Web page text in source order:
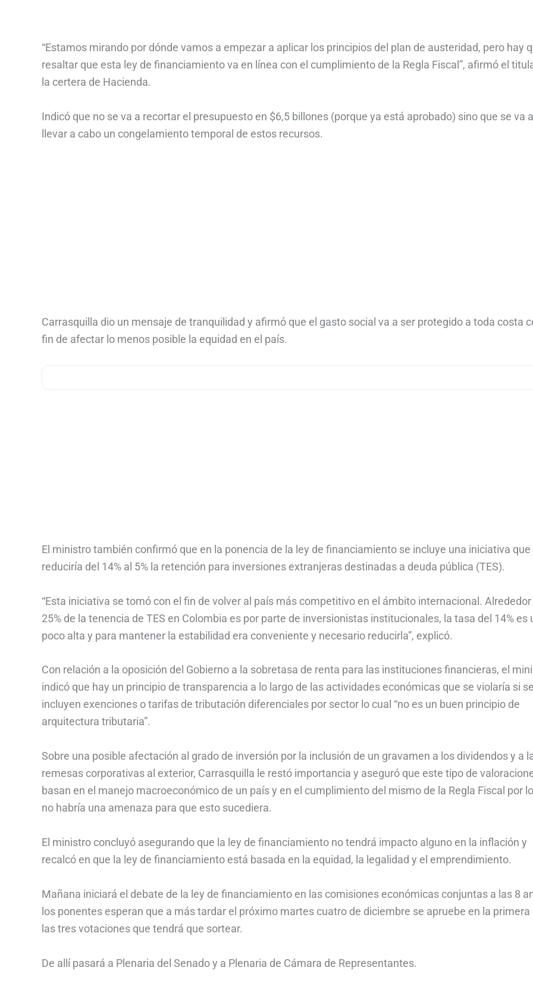
“Estamos mirando por dónde vamos a empezar a aplicar los principios del plan de austeridad, pero hay
resaltar que esta ley de financiamiento va en línea con el cumplimiento de la Regla Fiscal”, afirmó el
la certera de Hacienda.
Indicó que no se va a recortar el presupuesto en $6,5 billones (porque ya está aprobado) sino que se va a
llevar a cabo un congelamiento temporal de estos recursos.
Carrasquilla dio un mensaje de tranquilidad y afirmó que el gasto social va a ser protegido a toda costa
fin de afectar lo menos posible la equidad en el país.
El ministro también confirmó que en la ponencia de la ley de financiamiento se incluye una iniciativa que
reduciría del 14% al 5% la retención para inversiones extranjeras destinadas a deuda pública (TES).
“Esta iniciativa se tomó con el fin de volver al país más competitivo en el ámbito internacional.
25% de la tenencia de TES en Colombia es por parte de inversionistas institucionales, la tasa del 14% es
poco alta y para mantener la estabilidad era conveniente y necesario reducirla”, explicó.
Con relación a la oposición del Gobierno a la sobretasa de renta para las instituciones financieras, el
indicó que hay un principio de transparencia a lo largo de las actividades económicas que se violaría si
incluyen exenciones o tarifas de tributación diferenciales por sector lo cual “no es un buen principio de
arquitectura tributaria”.
Sobre una posible afectación al grado de inversión por la inclusión de un gravamen a los dividendos y a
remesas corporativas al exterior, Carrasquilla le restó importancia y aseguró que este tipo de
basan en el manejo macroeconómico de un país y en el cumplimiento del mismo de la Regla Fiscal por
no habría una amenaza para que esto sucediera.
El ministro concluyó asegurando que la ley de financiamiento no tendrá impacto alguno en la inflación y
recalcó en que la ley de financiamiento está basada en la equidad, la legalidad y el emprendimiento.
Mañana iniciará el debate de la ley de financiamiento en las comisiones económicas conjuntas a las 8
los ponentes esperan que a más tardar el próximo martes cuatro de diciembre se apruebe en la primera
las tres votaciones que tendrá que sortear.
De allí pasará a Plenaria del Senado y a Plenaria de Cámara de Representantes.